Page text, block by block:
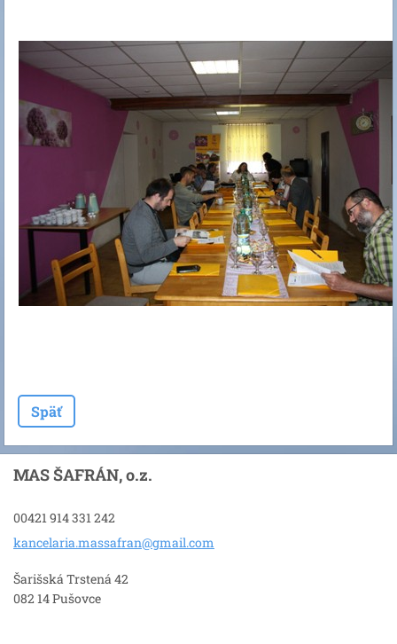
Späť
MAS ŠAFRÁN, o.z.
00421 914 331 242
kancelaria.massafran@gmail.com
Šarišská Trstená 42
082 14 Pušovce